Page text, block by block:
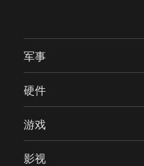
军事
硬件
游戏
影视